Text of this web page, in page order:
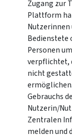
Zugang zur
Plattform
Nutzerinnen
Bedienstete
Personen
verpflichtet,
nicht
Gebrauchs
Nutzerin/
Zentralen
melden und